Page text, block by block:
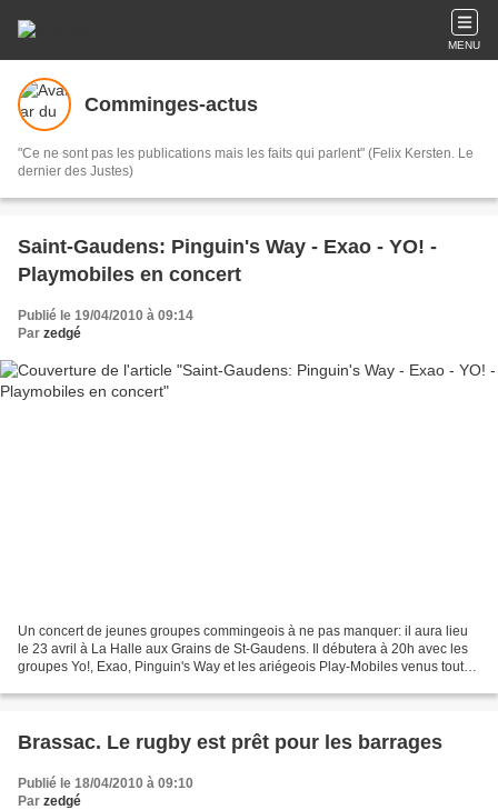
MENU
Comminges-actus
"Ce ne sont pas les publications mais les faits qui parlent" (Felix Kersten. Le
dernier des Justes)
Saint-Gaudens: Pinguin's Way - Exao - YO! -
Playmobiles en concert
Publié le 19/04/2010 à 09:14
Par zedgé
Un concert de jeunes groupes commingeois à ne pas manquer: il aura lieu
le 23 avril à La Halle aux Grains de St-Gaudens. Il débutera à 20h avec les
groupes Yo!, Exao, Pinguin's Way et les ariégeois Play-Mobiles venus tout
Brassac. Le rugby est prêt pour les barrages
Publié le 18/04/2010 à 09:10
Par zedgé